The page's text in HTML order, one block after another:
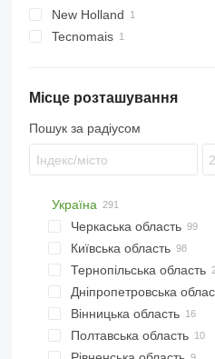
Rock
S978
608
New Holland
FX
Tecnomais
Місце розташування
Пошук за радіусом
Україна
Черкаська область
Черкаси
Звенигородка
Доброводи
Золотоноша
Лип'янка
Київська область
Київ
Біла Церква
Переяслав-
Бишів
Тернопільська область
Тернопіль
Теребовля
Людвище
Дніпропетровська
Дніпро
Слобожанське
Вінницька область
Вінниця
Полтавська область